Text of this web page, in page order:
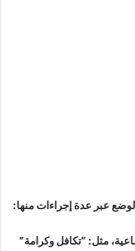
عبر عدة إجراءات منها:
مثل: “تكافل وكرامة”